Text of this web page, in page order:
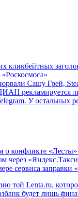
кликбейтных
Сашу Грей,
рекламируется
У остальных
о конфликте
через
сервиса заправки
той Lenta.ru,
будет лишь